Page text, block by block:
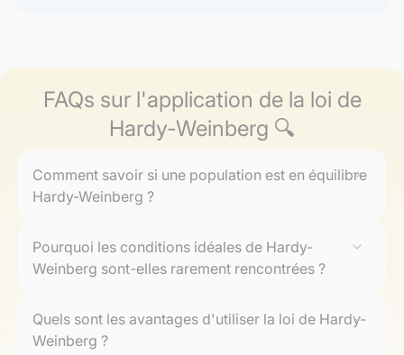
FAQs sur l'application de la loi de
Hardy-Weinberg 🔍
Comment savoir si une population est en équilibre
Hardy-Weinberg ?
comparez les fréquances alléliques et génotypiques
observées avec celles prédites par la formule Hardy-
carré pour évaluer la concordance.
Pourquoi les conditions idéales de Hardy-
Weinberg sont-elles rarement rencontrées ?
perturbées par des facteurs tels que les mutations,
migrations, la sélection naturelle, et des populations
Quels sont les avantages d'utiliser la loi de Hardy-
Weinberg ?